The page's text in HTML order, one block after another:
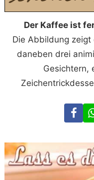
Der Kaffee ist
Die Abbildung zeigt
daneben drei
Gesichtern,